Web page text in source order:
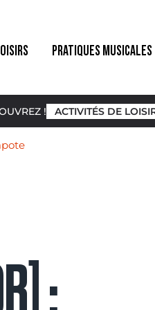
PRATIQUES MUSICALES
! ACTIVITÉS DE
: